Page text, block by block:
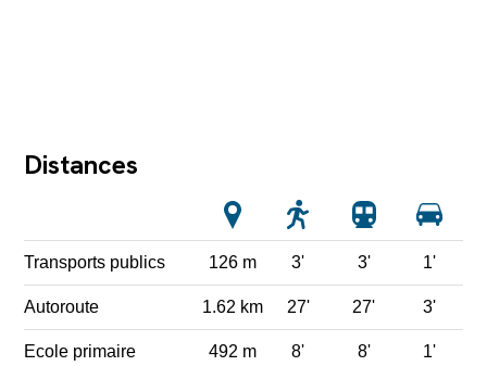
Distances
Transports publics 126 m 3' 3' 1'
Autoroute 1.62 km 27' 27' 3'
Ecole primaire 492 m 8' 8' 1'